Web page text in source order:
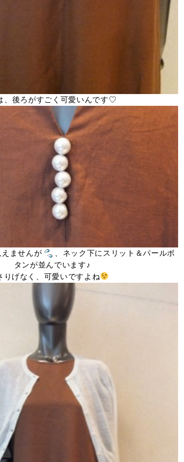
、後ろがすごく可愛いんです♡
ませんが
、ネック下にスリット＆パールボ
タンが並んでいます♪
りげなく、可愛いですよね